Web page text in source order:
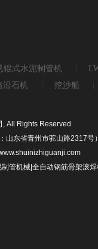
辊式水泥制管机
沿石机 挖沙船
All Rights Reserved
山东省青州市驼山路2317
管机械|全自动钢筋骨架滚